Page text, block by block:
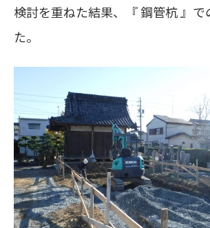
検討を重ねた結果、『 鋼管杭 』で
た。